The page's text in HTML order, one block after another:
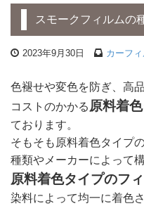
スモークフィルムの
2023年9月30日 カーフ
色褪せや変色を防ぎ、高
コストのかかる 原料着
ております。
そもそも原料着色タイプ
種類やメーカーによって
原料着色タイプのフ
染料によって均一に着色